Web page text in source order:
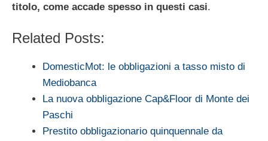
titolo, come accade spesso in questi casi.
Related Posts:
DomesticMot: le obbligazioni a tasso misto di
Mediobanca
La nuova obbligazione Cap&Floor di Monte dei
Paschi
Prestito obbligazionario quinquennale da